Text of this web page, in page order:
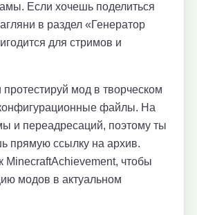
Если хочешь поделиться
в раздел «Генератор
для стримов и
протестируй мод в творческом
файлы. На
и переадресаций, поэтому ты
прямую ссылку на архив.
MinecraftAchievement, чтобы
модов в актуальном